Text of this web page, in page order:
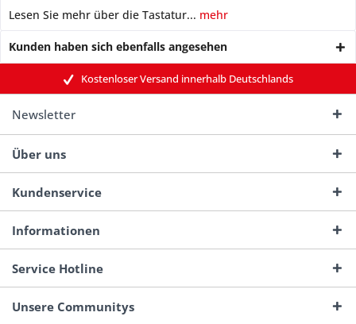
Lesen Sie mehr über die Tastatur... mehr
Kunden haben sich ebenfalls angesehen
Kostenloser Versand innerhalb Deutschlands
Newsletter
Über uns
Kundenservice
Informationen
Service Hotline
Unsere Communitys